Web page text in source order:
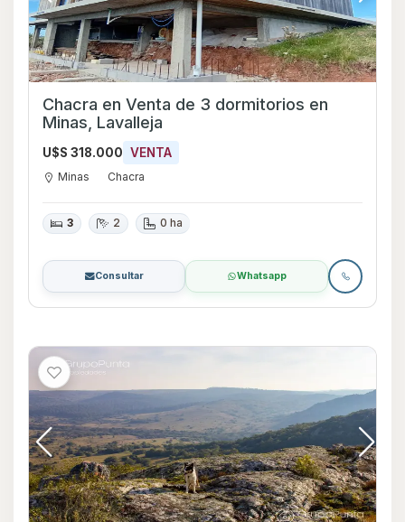
Chacra en Venta de 3 dormitorios en
Minas, Lavalleja
U$S 318.000 VENTA
Minas Chacra
3 2 0 ha
Consultar Whatsapp